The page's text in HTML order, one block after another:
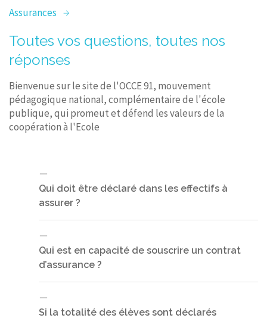
CONTACT
Assurances
Toutes vos questions, toutes nos
réponses
Bienvenue sur le site de l'OCCE 91, mouvement
pédagogique national, complémentaire de l'école
publique, qui promeut et défend les valeurs de la
coopération à l'Ecole
Qui doit être déclaré dans les effectifs à
assurer ?
Les adhérents, c’est‐à‐dire en premier lieu,
enseignants (au moins un par classe).
Qui est en capacité de souscrire un contrat
d’assurance ?
Si la totalité des élèves sont déclarés